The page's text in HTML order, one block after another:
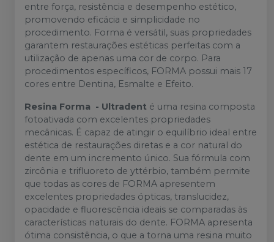
entre força, resistência e desempenho estético,
promovendo eficácia e simplicidade no
procedimento. Forma é versátil, suas propriedades
garantem restaurações estéticas perfeitas com a
utilização de apenas uma cor de corpo. Para
procedimentos específicos, FORMA possui mais 17
cores entre Dentina, Esmalte e Efeito.
Resina Forma - Ultradent é uma resina composta
fotoativada com excelentes propriedades
mecânicas. É capaz de atingir o equilíbrio ideal entre
estética de restaurações diretas e a cor natural do
dente em um incremento único. Sua fórmula com
zircônia e trifluoreto de yttérbio, também permite
que todas as cores de FORMA apresentem
excelentes propriedades ópticas, translucidez,
opacidade e fluorescência ideais se comparadas às
características naturais do dente. FORMA apresenta
ótima consistência, o que a torna uma resina muito